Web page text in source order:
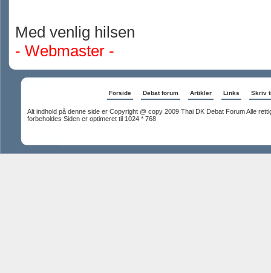
Med venlig hilsen
- Webmaster -
Forside Debat forum Artikler Links Skriv
Alt indhold på denne side er Copyright @ copy 2009 Thai DK Debat Forum Alle
forbeholdes Siden er optimeret til 1024 * 768